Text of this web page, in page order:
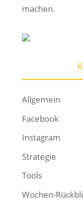
machen.
Allgemein
Facebook
Instagram
Strategie
Tools
Wochen-